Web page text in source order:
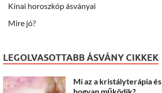
Kínai horoszkóp ásványai
Mire jó?
LEGOLVASOTTABB ÁSVÁNY CIKKEK
Mi az a kristályterápia és